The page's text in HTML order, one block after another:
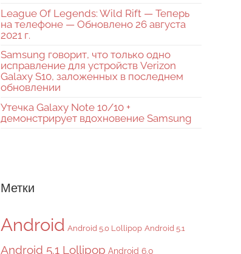
League Of Legends: Wild Rift — Теперь
на телефоне — Обновлено 26 августа
2021 г.
Samsung говорит, что только одно
исправление для устройств Verizon
Galaxy S10, заложенных в последнем
обновлении
Утечка Galaxy Note 10/10 +
демонстрирует вдохновение Samsung
Метки
Android Android 5.0 Lollipop Android 5.1
Android 5.1 Lollipop Android 6.0